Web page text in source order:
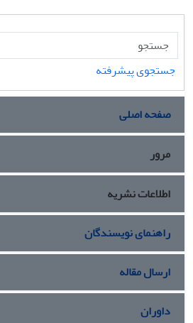
جستجوی پیشرفته
صفحه اصلی
مرور
اطلاعات نشریه
راهنمای نویسندگان
ارسال مقاله
داوران